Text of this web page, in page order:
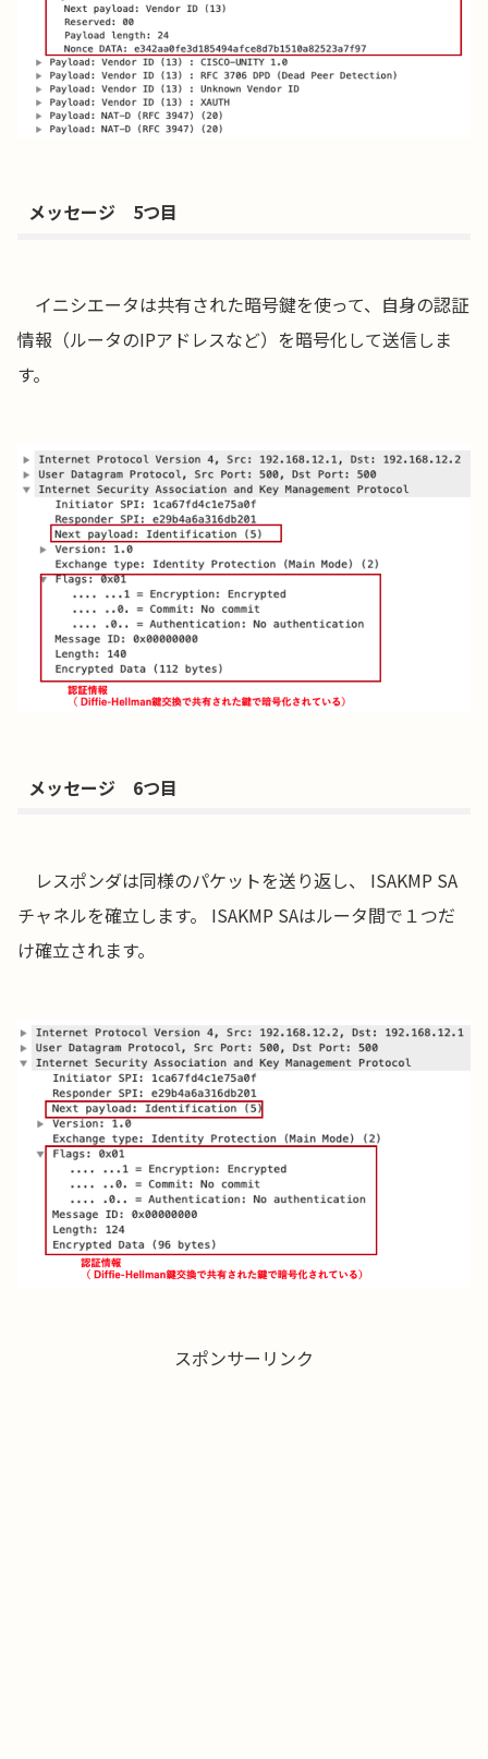
メッセージ 5つ目
イニシエータは共有された暗号鍵を使って、自身の認証
情報（ルータのIPアドレスなど）を暗号化して送信しま
す。
メッセージ 6つ目
レスポンダは同様のパケットを送り返し、 ISAKMP SA
チャネルを確立します。 ISAKMP SAはルータ間で１つだ
け確立されます。
スポンサーリンク